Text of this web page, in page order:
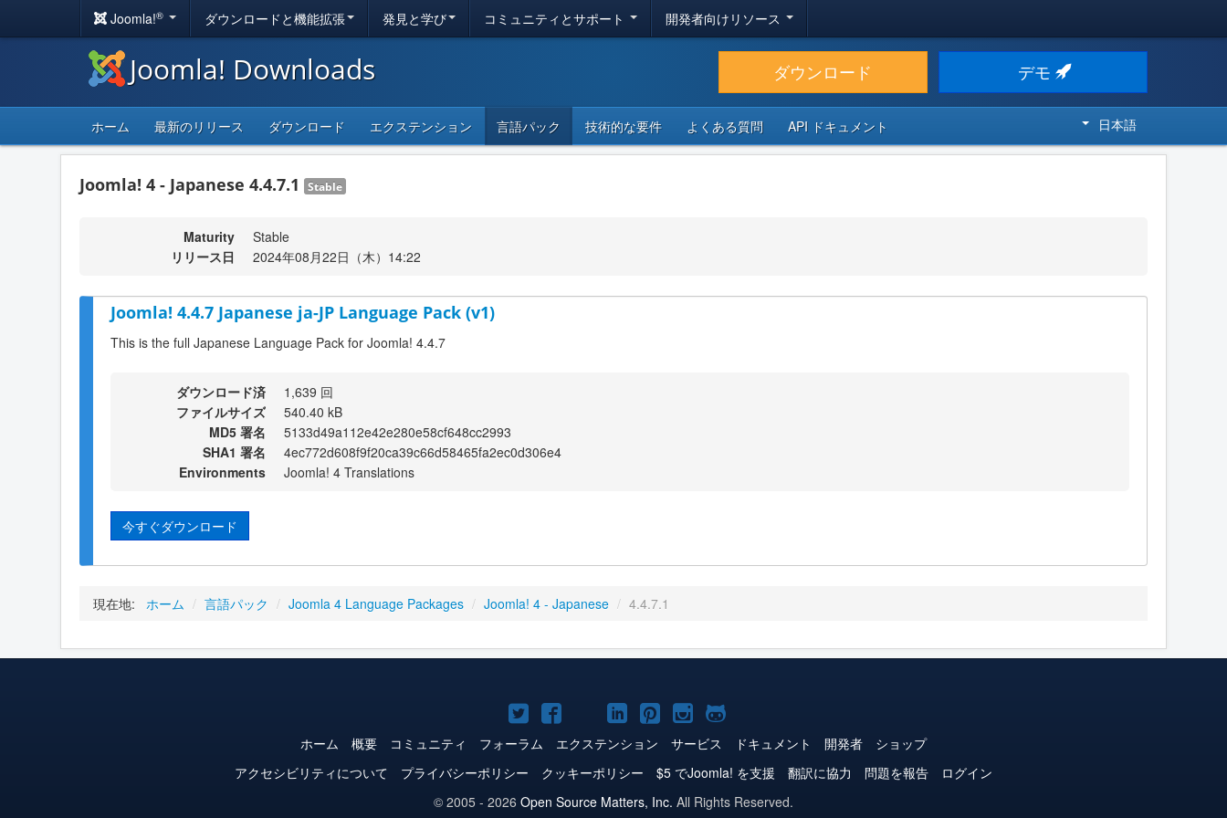
Joomla!® ダウンロードと機能拡張 発見と学び コミュニティとサポート 開発者向けリソース
Joomla! Downloads ダウンロード デモ
ホーム 最新のリリース ダウンロード エクステンション 言語パック 技術的な要件 よくある質問 API ドキュメント 日本語
Joomla! 4 - Japanese 4.4.7.1 Stable
Maturity
Stable
リリース日
2024年08月22日（木）14:22
Joomla! 4.4.7 Japanese ja-JP Language Pack (v1)
This is the full Japanese Language Pack for Joomla! 4.4.7
ダウンロード済
1,639 回
ファイルサイズ
540.40 kB
MD5 署名
5133d49a112e42e280e58cf648cc2993
SHA1 署名
4ec772d608f9f20ca39c66d58465fa2ec0d306e4
Environments
Joomla! 4 Translations
今すぐダウンロード
現在地: ホーム / 言語パック / Joomla 4 Language Packages / Joomla! 4 - Japanese / 4.4.7.1
Joomla!
Twitter
Joomla!
Facebook
Joomla!
YouTube
Joomla!
LinkedIn
Joomla!
Pinterest
Joomla!
Instagram
Joomla!
GitHub
ホーム 概要 コミュニティ フォーラム エクステンション サービス ドキュメント 開発者
ショップ
アクセシビリティについて
プライバシーポリシー クッキーポリシー $5 でJoomla! を支援 翻訳に協力 問題を報告
ログイン
© 2005 - 2026 Open Source Matters, Inc. All Rights Reserved.